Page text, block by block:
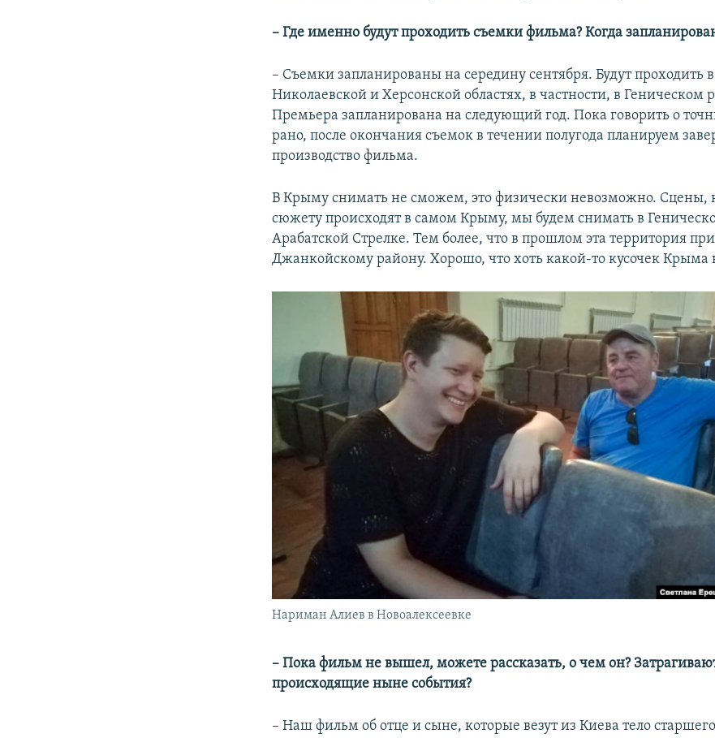
– Где именно будут проходить съемки фильма? Когда
– Съемки запланированы на середину сентября. Будут проходить
Николаевской и Херсонской областях, в частности, в Геническом
Премьера запланирована на следующий год. Пока говорить о
рано, после окончания съемок в течении полугода планируем
производство фильма.
В Крыму снимать не сможем, это физически невозможно. Сцены,
сюжету происходят в самом Крыму, мы будем снимать в
Арабатской Стрелке. Тем более, что в прошлом эта территория
Джанкойскому району. Хорошо, что хоть какой-то кусочек Крыма
Нариман Алиев в Новоалексеевке
– Пока фильм не вышел, можете рассказать, о чем он?
происходящие ныне события?
– Наш фильм об отце и сыне, которые везут из Киева тело